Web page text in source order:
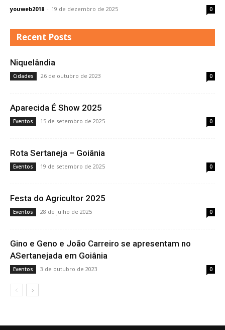
youweb2018 - 19 de dezembro de 2025 0
Recent Posts
Niquelândia
Cidades 26 de outubro de 2023 0
Aparecida É Show 2025
Eventos 15 de setembro de 2025 0
Rota Sertaneja – Goiânia
Eventos 19 de setembro de 2025 0
Festa do Agricultor 2025
Eventos 28 de julho de 2025 0
Gino e Geno e João Carreiro se apresentam no
ASertanejada em Goiânia
Eventos 3 de outubro de 2023 0